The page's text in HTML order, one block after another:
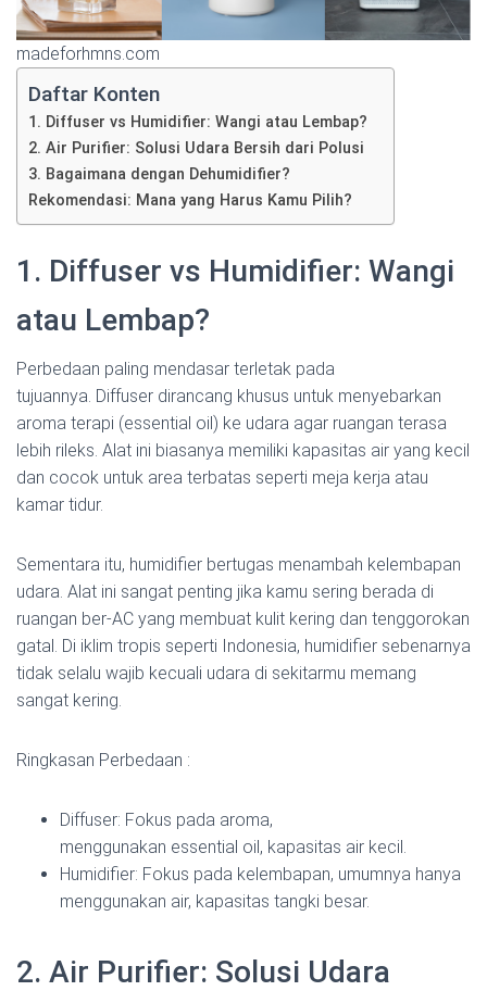
madeforhmns.com
Daftar Konten
1. Diffuser vs Humidifier: Wangi atau Lembap?
2. Air Purifier: Solusi Udara Bersih dari Polusi
3. Bagaimana dengan Dehumidifier?
Rekomendasi: Mana yang Harus Kamu Pilih?
1. Diffuser vs Humidifier: Wangi
atau Lembap?
Perbedaan paling mendasar terletak pada
tujuannya. Diffuser dirancang khusus untuk menyebarkan
aroma terapi (essential oil) ke udara agar ruangan terasa
lebih rileks. Alat ini biasanya memiliki kapasitas air yang kecil
dan cocok untuk area terbatas seperti meja kerja atau
kamar tidur.
Sementara itu, humidifier bertugas menambah kelembapan
udara. Alat ini sangat penting jika kamu sering berada di
ruangan ber-AC yang membuat kulit kering dan tenggorokan
gatal. Di iklim tropis seperti Indonesia, humidifier sebenarnya
tidak selalu wajib kecuali udara di sekitarmu memang
sangat kering.
Ringkasan Perbedaan :
Diffuser: Fokus pada aroma,
menggunakan essential oil, kapasitas air kecil.
Humidifier: Fokus pada kelembapan, umumnya hanya
menggunakan air, kapasitas tangki besar.
2. Air Purifier: Solusi Udara